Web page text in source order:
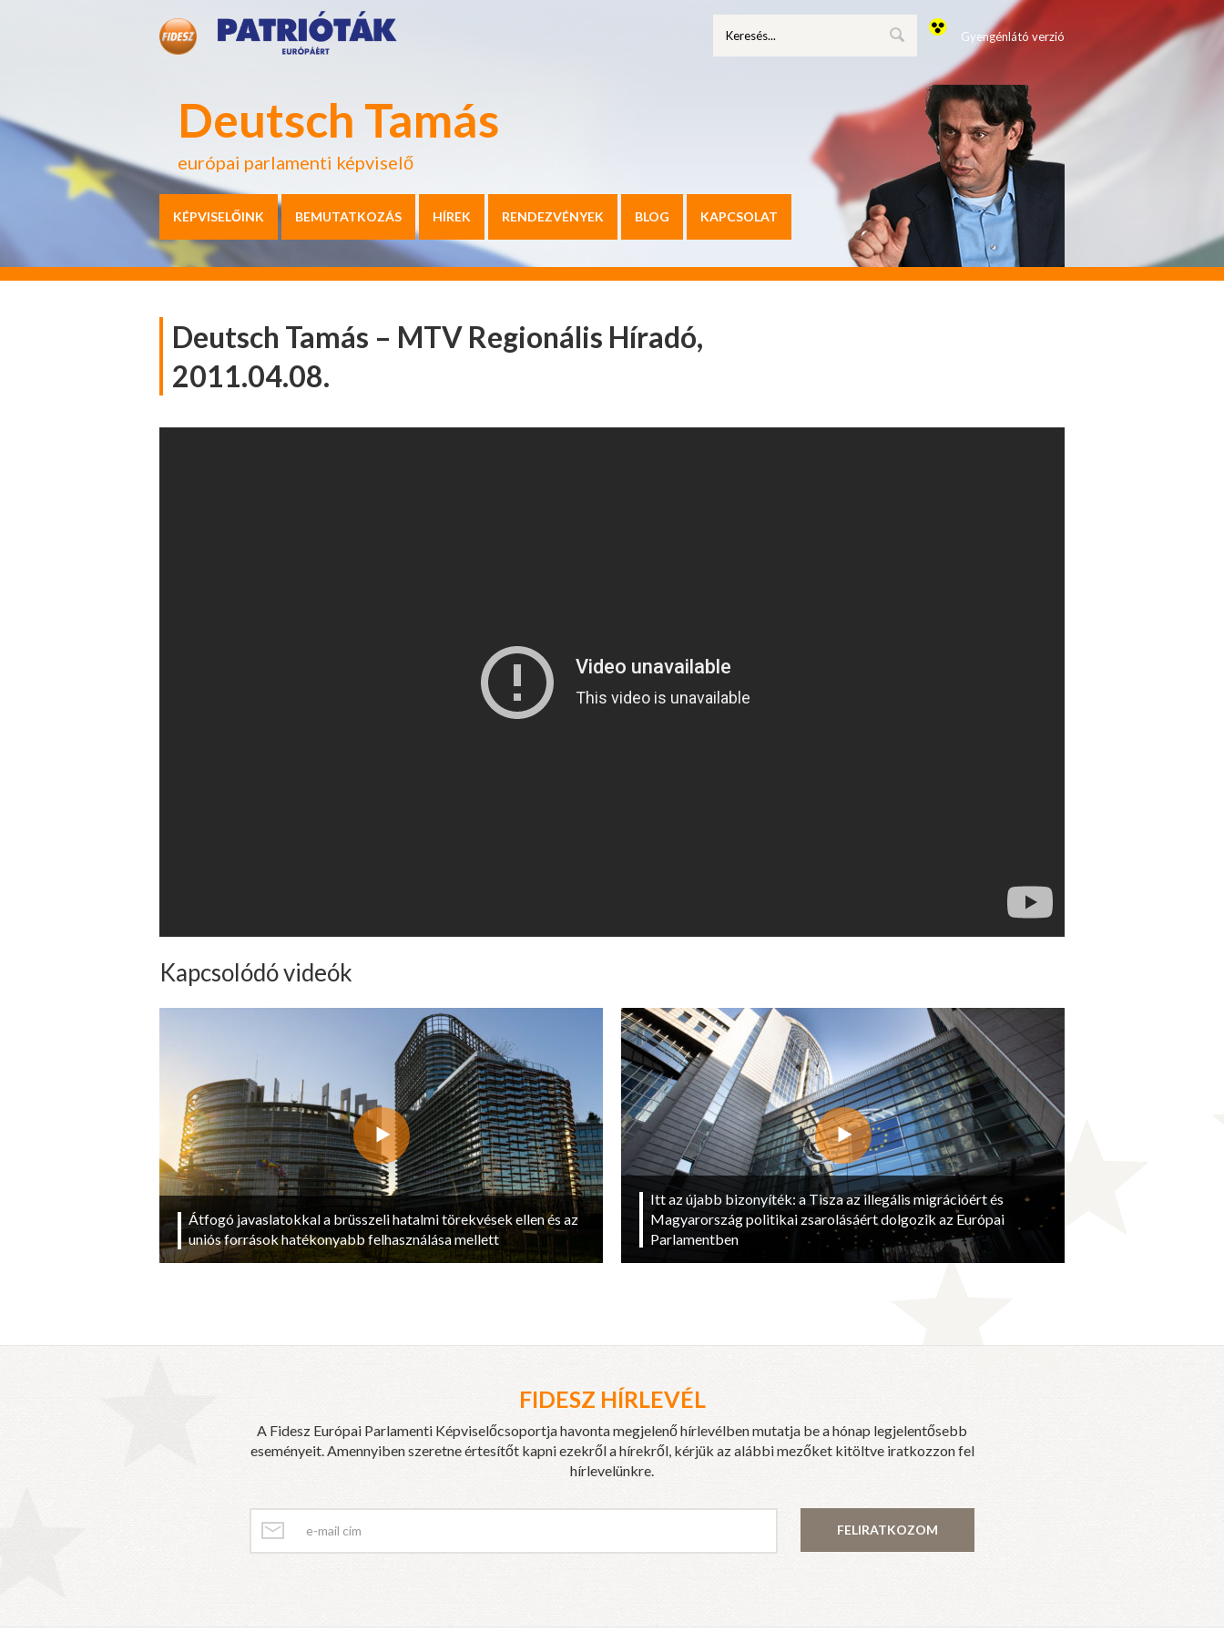
Deutsch Tamás
európai parlamenti képviselő
Gyengénlátó verzió
KÉPVISELŐINK BEMUTATKOZÁS HÍREK RENDEZVÉNYEK BLOG KAPCSOLAT
Deutsch Tamás – MTV Regionális Híradó,
2011.04.08.
Kapcsolódó videók
Átfogó javaslatokkal a brüsszeli hatalmi törekvések ellen és az
uniós források hatékonyabb felhasználása mellett
Itt az újabb bizonyíték: a Tisza az illegális migrációért és
Magyarország politikai zsarolásáért dolgozik az Európai
Parlamentben
FIDESZ HÍRLEVÉL
A Fidesz Európai Parlamenti Képviselőcsoportja havonta megjelenő hírlevélben mutatja be a hónap legjelentősebb
eseményeit. Amennyiben szeretne értesítőt kapni ezekről a hírekről, kérjük az alábbi mezőket kitöltve iratkozzon fel
hírlevelünkre.
FELIRATKOZOM